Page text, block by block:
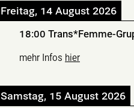
Freitag, 14 August 2026
18:00 Trans*Femme-
mehr Infos hier
Samstag, 15 August 2026